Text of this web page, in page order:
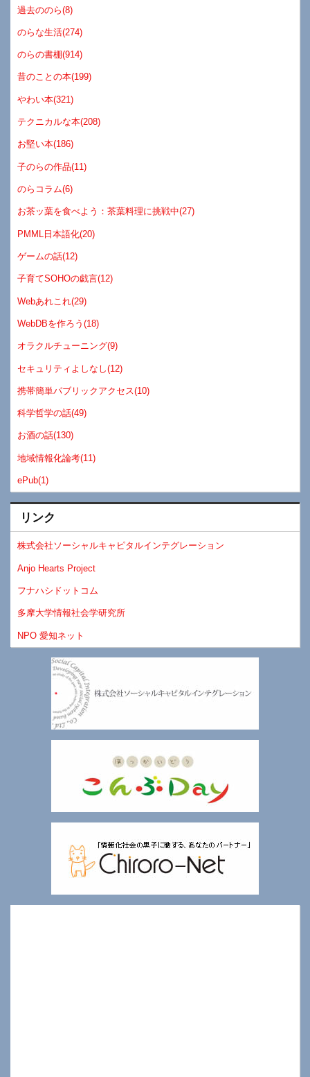
過去ののら(8)
のらな生活(274)
のらの書棚(914)
昔のことの本(199)
やわい本(321)
テクニカルな本(208)
お堅い本(186)
子のらの作品(11)
のらコラム(6)
お茶ッ葉を食べよう：茶葉料理に挑戦中(27)
PMML日本語化(20)
ゲームの話(12)
子育てSOHOの戯言(12)
Webあれこれ(29)
WebDBを作ろう(18)
オラクルチューニング(9)
セキュリティよしなし(12)
携帯簡単パブリックアクセス(10)
科学哲学の話(49)
お酒の話(130)
地域情報化論考(11)
ePub(1)
リンク
株式会社ソーシャルキャピタルインテグレーション
Anjo Hearts Project
フナハシドットコム
多摩大学情報社会学研究所
NPO 愛知ネット